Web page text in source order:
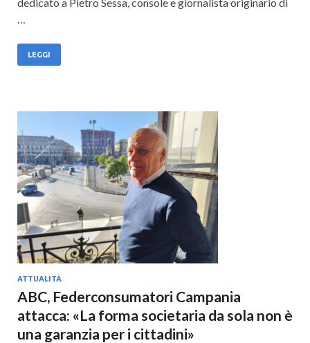
…
LEGGI
ATTUALITÀ
ABC, Federconsumatori Campania
attacca: «La forma societaria da sola non è
una garanzia per i cittadini»